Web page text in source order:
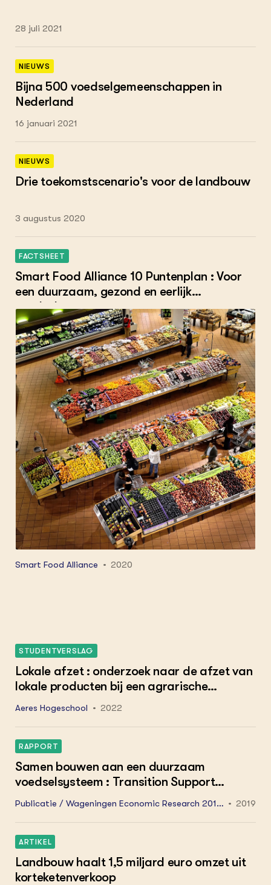
28 juli 2021
NIEUWS
Bijna 500 voedselgemeenschappen in
Nederland
16 januari 2021
NIEUWS
Drie toekomstscenario's voor de landbouw
3 augustus 2020
FACTSHEET
Smart Food Alliance 10 Puntenplan : Voor
een duurzaam, gezond en eerlijk
voedselsysteem
Smart Food Alliance 2020
STUDENTVERSLAG
Lokale afzet : onderzoek naar de afzet van
lokale producten bij een agrarische
Aeres Hogeschool 2022
RAPPORT
Samen bouwen aan een duurzaam
voedselsysteem : Transition Support
System-aanpak voor een gezamenlijk
perspectief voor Overijssel
Publicatie / Wageningen Economic Research 2019-
2019
ARTIKEL
Landbouw haalt 1,5 miljard euro omzet uit
korteketenverkoop